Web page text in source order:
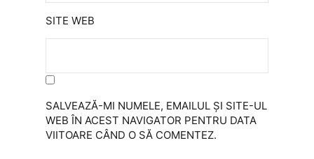
SITE WEB
SALVEAZĂ-MI NUMELE, EMAILUL ȘI SITE-UL
WEB ÎN ACEST NAVIGATOR PENTRU DATA
VIITOARE CÂND O SĂ COMENTEZ.